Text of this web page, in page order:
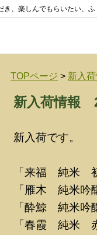
き、楽しんでもらいたい、
TOPページ > 新入
新入荷情報
新入荷です。
「来福 純米
「雁木 純米
「酔鯨 純米
「春霞 純米